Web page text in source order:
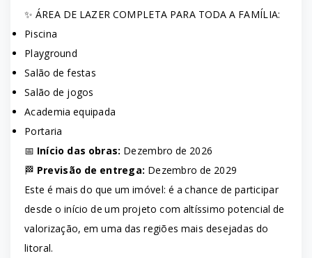
✨ ÁREA DE LAZER COMPLETA PARA TODA A FAMÍLIA:
Piscina
Playground
Salão de festas
Salão de jogos
Academia equipada
Portaria
📅 Início das obras: Dezembro de 2026
🏁 Previsão de entrega: Dezembro de 2029
Este é mais do que um imóvel: é a chance de participar
desde o início de um projeto com altíssimo potencial de
valorização, em uma das regiões mais desejadas do
litoral.